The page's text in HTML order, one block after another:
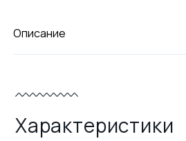
Описание
Характеристики